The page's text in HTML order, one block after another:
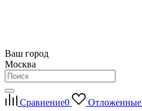
Ваш город
Москва
Сравнение0 Отложенные